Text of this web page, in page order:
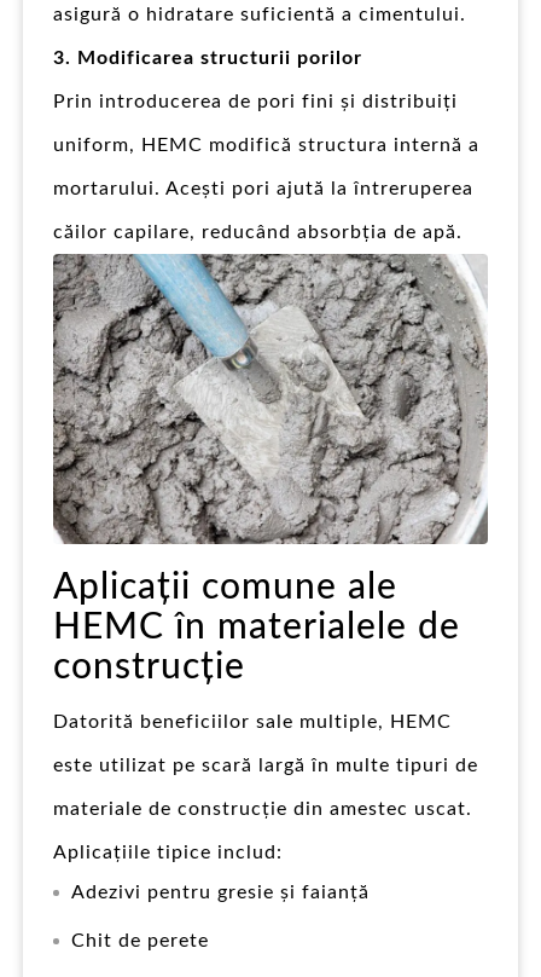
asigură o hidratare suficientă a cimentului.
3. Modificarea structurii porilor
Prin introducerea de pori fini și distribuiți
uniform, HEMC modifică structura internă a
mortarului. Acești pori ajută la întreruperea
căilor capilare, reducând absorbția de apă.
Aplicații comune ale
HEMC în materialele de
construcție
Datorită beneficiilor sale multiple, HEMC
este utilizat pe scară largă în multe tipuri de
materiale de construcție din amestec uscat.
Aplicațiile tipice includ:
Adezivi pentru gresie și faianță
Chit de perete